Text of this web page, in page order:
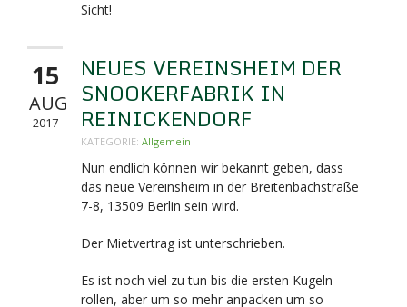
Sicht!
15
AUG
2017
NEUES VEREINSHEIM DER
SNOOKERFABRIK IN
REINICKENDORF
KATEGORIE: Allgemein
Nun endlich können wir bekannt geben, dass
das neue Vereinsheim in der Breitenbachstraße
7-8, 13509 Berlin sein wird.
Der Mietvertrag ist unterschrieben.
Es ist noch viel zu tun bis die ersten Kugeln
rollen, aber um so mehr anpacken um so